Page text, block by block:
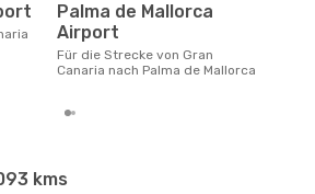
Palma de Mallorca
Airport
Für die Strecke von Gran
Canaria nach Palma de Mallorca
kms